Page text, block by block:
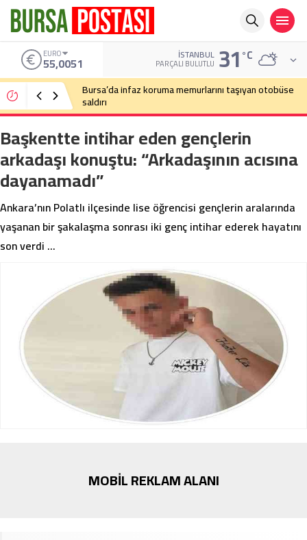
ALTIN
6.584,66 İSTANBUL
PARÇALI BULUTLU 31°C
Bursa’da cadde ortasında bıçaklı kavga
Başkentte intihar eden gençlerin
arkadaşı konuştu: “Arkadaşının acısına
dayanamadı”
Ankara’nın Polatlı ilçesinde lise öğrencisi gençlerin aralarında
yaşanan bir şakalaşma sonrası iki genç intihar ederek hayatını
son verdi …
MOBİL REKLAM ALANI